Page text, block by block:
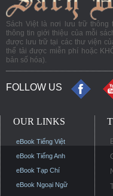
Sách Việt là nơi lưu trữ thông
thông tin giới thiệu của mỗi
được lưu trữ tại các thư viện
thể tải được miễn phí hoặc
bản số hóa).
FOLLOW US
OUR LINKS
eBook Tiếng Việt
eBook Tiếng Anh
eBook Tạp Chí
eBook Ngoại Ngữ